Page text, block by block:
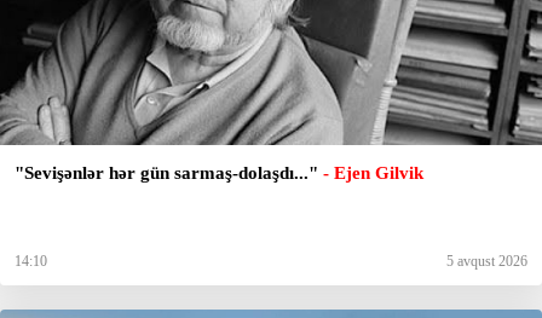
"Sevişənlər hər gün sarmaş-dolaşdı..." - Ejen Gilvik
14:10 5 avqust 2026